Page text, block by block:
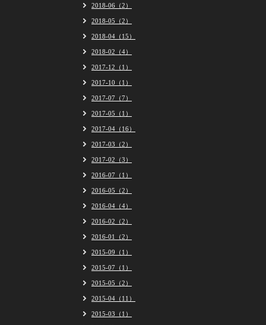
2018-06（2）
2018-05（2）
2018-04（15）
2018-02（4）
2017-12（1）
2017-10（1）
2017-07（7）
2017-05（1）
2017-04（16）
2017-03（2）
2017-02（3）
2016-07（1）
2016-05（2）
2016-04（4）
2016-02（2）
2016-01（2）
2015-09（1）
2015-07（1）
2015-05（2）
2015-04（11）
2015-03（1）